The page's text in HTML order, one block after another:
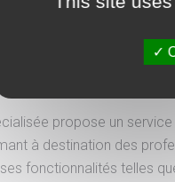
propose un
à destination des
fonctionnalités telles